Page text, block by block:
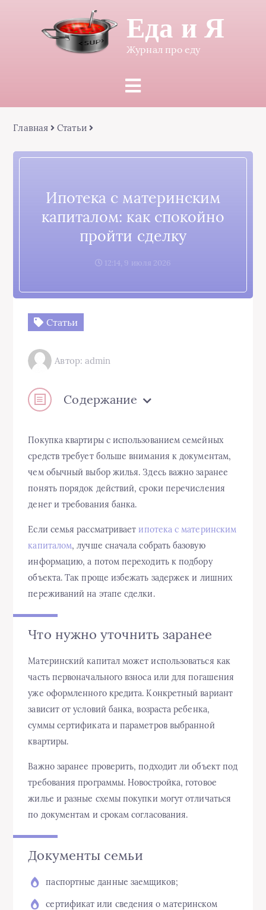
Еда и Я
Журнал про еду
Главная Статьи
Ипотека с материнским
капиталом: как спокойно
пройти сделку
12:14, 9 июля 2026
Статьи
Автор: admin
Содержание
Покупка квартиры с использованием семейных
средств требует больше внимания к документам,
чем обычный выбор жилья. Здесь важно заранее
понять порядок действий, сроки перечисления
денег и требования банка.
Если семья рассматриваетипотека с материнским
капиталом, лучше сначала собрать базовую
информацию, а потом переходить к подбору
объекта. Так проще избежать задержек и лишних
переживаний на этапе сделки.
Что нужно уточнить заранее
Материнский капитал может использоваться как
часть первоначального взноса или для погашения
уже оформленного кредита. Конкретный вариант
зависит от условий банка, возраста ребенка,
суммы сертификата и параметров выбранной
квартиры.
Важно заранее проверить, подходит ли объект под
требования программы. Новостройка, готовое
жилье и разные схемы покупки могут отличаться
по документам и срокам согласования.
Документы семьи
паспортные данные заемщиков;
сертификат или сведения о материнском